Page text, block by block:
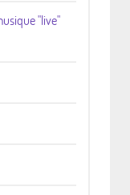
"live"